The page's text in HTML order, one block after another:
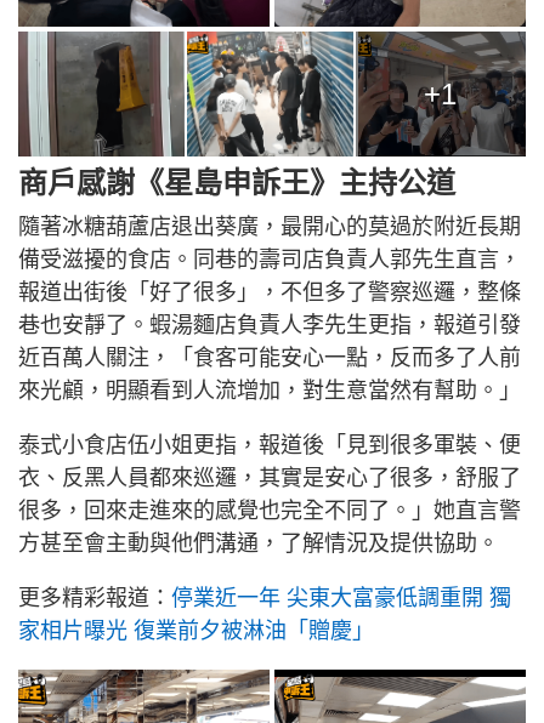
+1
商戶感謝《星島申訴王》主持公道
隨著冰糖葫蘆店退出葵廣，最開心的莫過於附近長期
備受滋擾的食店。同巷的壽司店負責人郭先生直言，
報道出街後「好了很多」，不但多了警察巡邏，整條
巷也安靜了。蝦湯麵店負責人李先生更指，報道引發
近百萬人關注，「食客可能安心一點，反而多了人前
來光顧，明顯看到人流增加，對生意當然有幫助。」
泰式小食店伍小姐更指，報道後「見到很多軍裝、便
衣、反黑人員都來巡邏，其實是安心了很多，舒服了
很多，回來走進來的感覺也完全不同了。」她直言警
方甚至會主動與他們溝通，了解情況及提供協助。
更多精彩報道： 停業近一年 尖東大富豪低調重開 獨
家相片曝光 復業前夕被淋油「贈慶」